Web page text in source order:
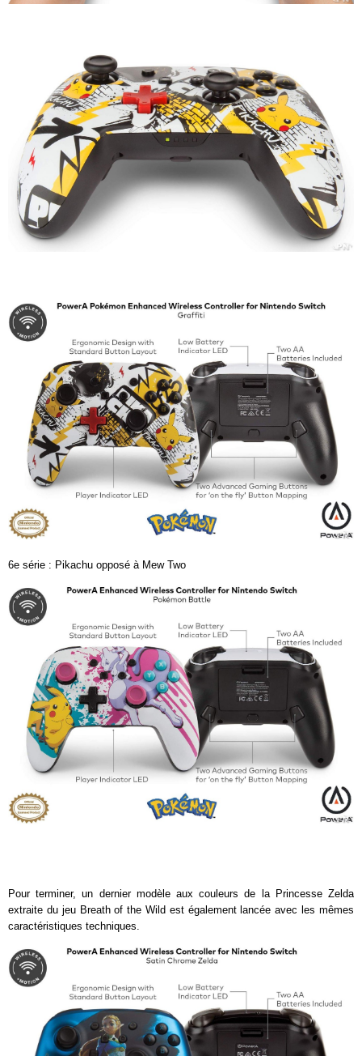
6e série : Pikachu opposé à Mew Two
Pour terminer, un dernier modèle aux couleurs de la Princesse Zelda
extraite du jeu Breath of the Wild est également lancée avec les mêmes
caractéristiques techniques.